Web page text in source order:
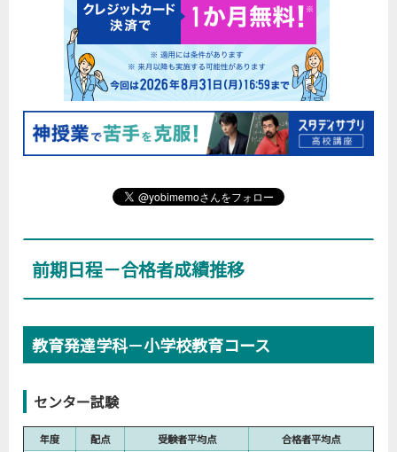
前期日程－合格者成績推移
教育発達学科－小学校教育コース
センター試験
年度 配点 受験者平均点
合格者平均点